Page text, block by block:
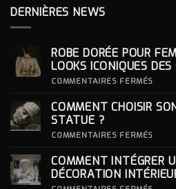
DERNIÈRES NEWS
ROBE DORÉE POUR
LOOKS ICONIQUES DES
COMMENTAIRES FERMÉS
POUR
DES
COMMENT CHOISIR
STATUE ?
COMMENTAIRES FERMÉS
SON
POUR
COMMENT INTÉGRER
DÉCORATION